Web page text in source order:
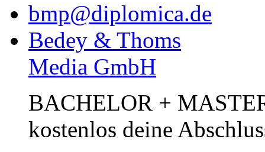
bmp@diplomica.de
Bedey & Thoms
Media GmbH
BACHELOR +
kostenlos deine